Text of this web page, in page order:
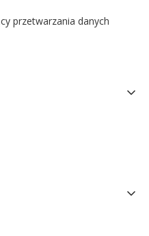
przetwarzania danych